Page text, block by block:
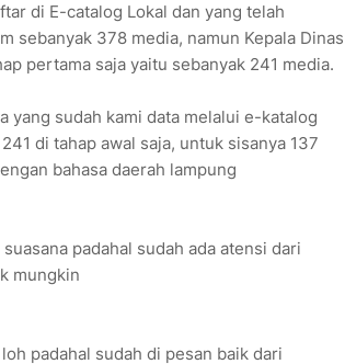
di E-catalog Lokal dan yang telah
sebanyak 378 media, namun Kepala Dinas
pertama saja yaitu sebanyak 241 media.
yang sudah kami data melalui e-katalog
di tahap awal saja, untuk sisanya 137
bahasa daerah lampung
padahal sudah ada atensi dari
mungkin
padahal sudah di pesan baik dari